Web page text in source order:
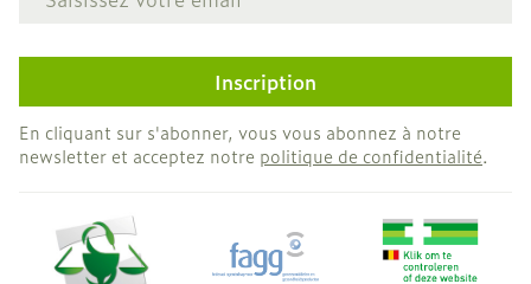
Inscription
En cliquant sur s'abonner, vous vous abonnez à notre
newsletter et acceptez notre politique de confidentialité.